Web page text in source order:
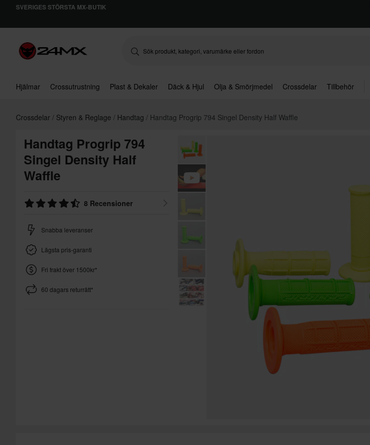
SVERIGES STÖRSTA MX-BUTIK
Hjälmar Crossutrustning Plast & Dekaler Däck & Hjul Olja & Smörjmedel Crossdelar Tillbehör
Crossdelar Styren & Reglage Handtag Handtag Progrip 794 Singel Density Half Waffle
Handtag Progrip 794
Singel Density Half
Waffle
8 Recensioner
Snabba leveranser
Lägsta pris-garanti
Fri frakt över 1500kr*
60 dagars returrätt*